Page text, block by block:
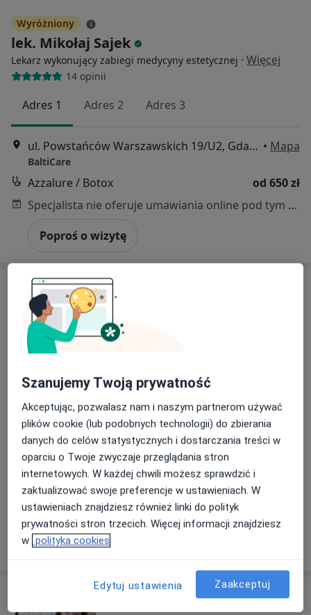
Wyróżniony
lek. Mikołaj Sajek
Lekarz wykonujący zabiegi medycyny estetycznej · Więcej
14 opinii
Adres 1 Adres 2 Adres 3
ul. Powstańców Warszawskich 19/U2, Gdańsk • Mapa
BaltiCare
Azzalure / Botox
od 650 zł
Specjalista nie oferuje umawiania online pod tym adresem.
Poproś o wizytę
dr Bohdan Potocki
Lekarz wykonujący zabiegi medycyny estetycznej
82 opinie
Karola Szymanowskiego 14, Gdańsk•Mapa
Skin Clinic
Konsultacja z zakresu medycyny estetycznej od 150 zł
Poproś o wizytę
Szanujemy Twoją prywatność
Akceptując, pozwalasz nam i naszym partnerom używać
plików cookie (lub podobnych technologii) do zbierania
danych do celów statystycznych i dostarczania treści w
oparciu o Twoje zwyczaje przeglądania stron
internetowych. W każdej chwili możesz sprawdzić i
zaktualizować swoje preferencje w ustawieniach. W
ustawieniach znajdziesz również linki do polityk
prywatności stron trzecich. Więcej informacji znajdziesz
w polityka cookies
Edytuj ustawienia Zaakceptuj